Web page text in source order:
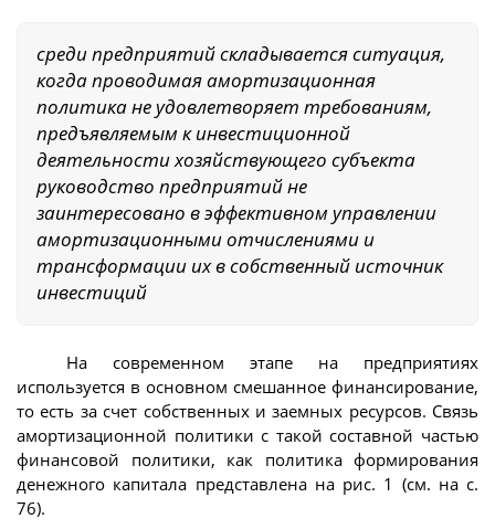
среди предприятий складывается ситуация,
когда проводимая амортизационная
политика не удовлетворяет требованиям,
предъявляемым к инвестиционной
деятельности хозяйствующего субъекта
руководство предприятий не
заинтересовано в эффективном управлении
амортизационными отчислениями и
трансформации их в собственный источник
инвестиций
На современном этапе на предприятиях
используется в основном смешанное финансирование,
то есть за счет собственных и заемных ресурсов. Связь
амортизационной политики с такой составной частью
финансовой политики, как политика формирования
денежного капитала представлена на рис. 1 (см. на с.
76).